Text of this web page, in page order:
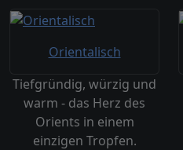
Orientalisch
Tiefgründig, würzig und
warm - das Herz des
Orients in einem
einzigen Tropfen.